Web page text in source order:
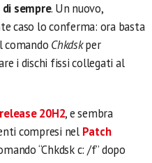
sempre. Un nuovo,
caso lo conferma: ora basta
comando Chkdskper
i dischi fissi collegati al
release 20H2, e sembra
compresi nel Patch
“Chkdsk c: /f” dopo